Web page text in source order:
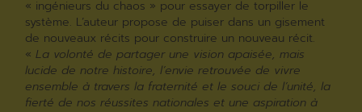
« ingénieurs du chaos » pour essayer de torpiller le
système. L’auteur propose de puiser dans un gisement
de nouveaux récits pour construire un nouveau récit.
«La volonté de partager une vision apaisée, mais
lucide de notre histoire, l’envie retrouvée de vivre
ensemble à travers la fraternité et le souci de l’unité, la
fierté de nos réussites nationales et une aspiration à